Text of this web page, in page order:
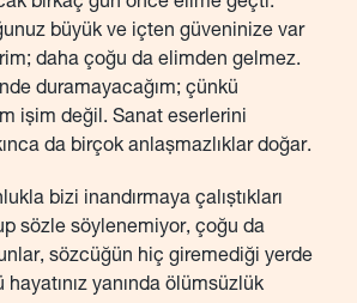
büyük ve içten güveninize var
daha çoğu da elimden gelmez.
duramayacağım; çünkü
işim değil. Sanat eserlerini
da birçok anlaşmazlıklar doğar.
bizi inandırmaya çalıştıkları
sözle söylenemiyor, çoğu da
sözcüğün hiç giremediği yerde
yanında ölümsüzlük